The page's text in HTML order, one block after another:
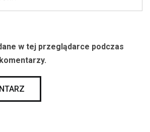
w tej przeglądarce podczas